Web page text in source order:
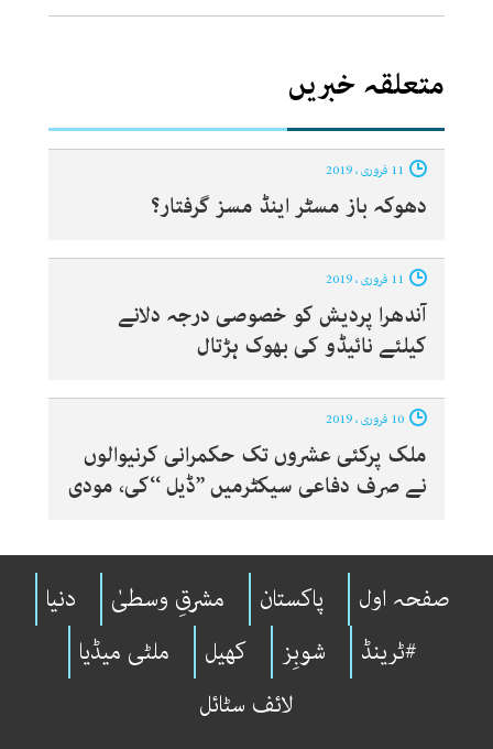
متعلقہ خبریں
دھوکہ باز مسٹر اینڈ مسز گرفتار؟
آندھرا پردیش کو خصوصی درجہ دلانے
کیلئے نائیڈو کی بھوک ہڑتال
ملک پرکئی عشروں تک حکمرانی کرنیوالوں
نے صرف دفاعی سیکٹرمیں ’’ڈیل ‘‘کی، مودی
صفحہ اول پاکستان مشرقِ وسطیٰ
دنیا
#ٹرینڈ
شوبِز کھیل
ملٹی میڈیا
لائف سٹائل